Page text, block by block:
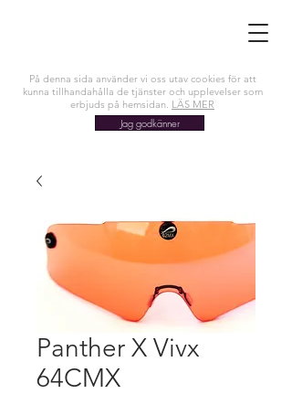
På denna sida använder vi oss utav cookies för att
kunna tillhandahålla de tjänster och upplevelser som
erbjuds på hemsidan. LÄS MER
Jag godkänner
Panther X Vivx
64CMX